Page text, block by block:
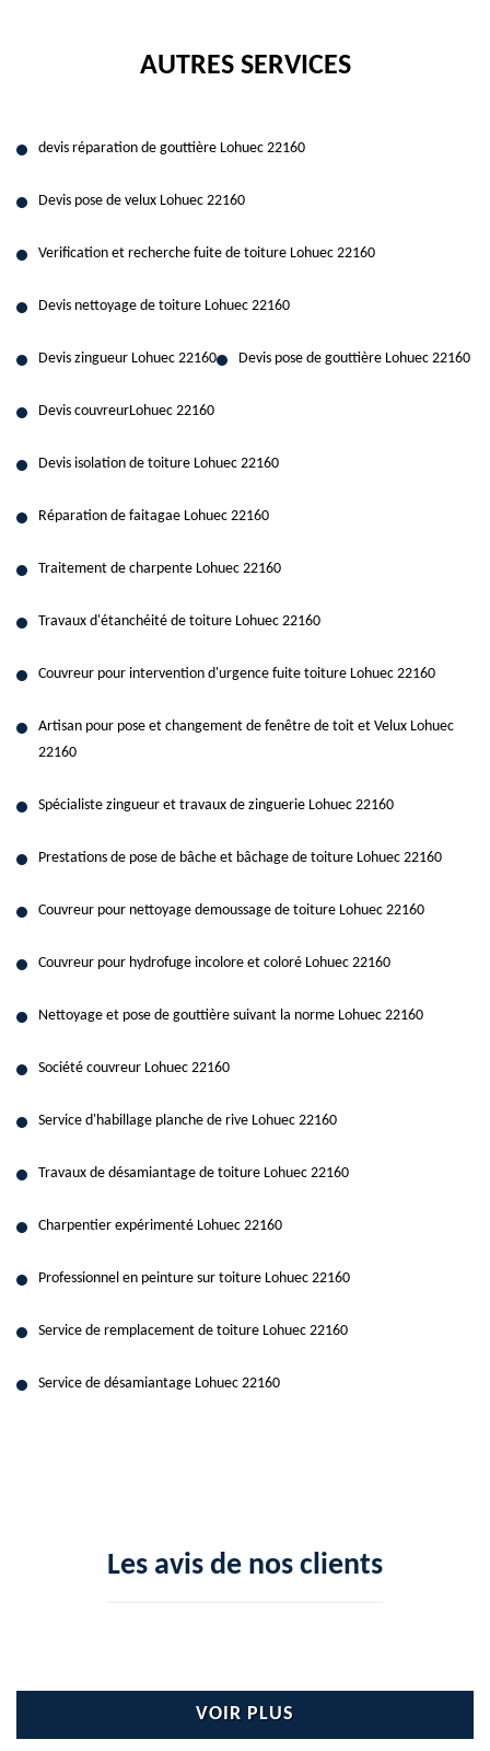
AUTRES SERVICES
devis réparation de gouttière Lohuec 22160
Devis pose de velux Lohuec 22160
Verification et recherche fuite de toiture Lohuec 22160
Devis nettoyage de toiture Lohuec 22160
Devis zingueur Lohuec 22160 Devis pose de gouttière Lohuec 22160
Devis couvreurLohuec 22160
Devis isolation de toiture Lohuec 22160
Réparation de faitagae Lohuec 22160
Traitement de charpente Lohuec 22160
Travaux d'étanchéité de toiture Lohuec 22160
Couvreur pour intervention d'urgence fuite toiture Lohuec 22160
Artisan pour pose et changement de fenêtre de toit et Velux Lohuec
22160
Spécialiste zingueur et travaux de zinguerie Lohuec 22160
Prestations de pose de bâche et bâchage de toiture Lohuec 22160
Couvreur pour nettoyage demoussage de toiture Lohuec 22160
Couvreur pour hydrofuge incolore et coloré Lohuec 22160
Nettoyage et pose de gouttière suivant la norme Lohuec 22160
Société couvreur Lohuec 22160
Service d'habillage planche de rive Lohuec 22160
Travaux de désamiantage de toiture Lohuec 22160
Charpentier expérimenté Lohuec 22160
Professionnel en peinture sur toiture Lohuec 22160
Service de remplacement de toiture Lohuec 22160
Service de désamiantage Lohuec 22160
Les avis de nos clients
VOIR PLUS